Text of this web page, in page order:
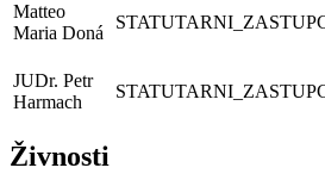
Matteo
Maria Doná
JUDr. Petr
Harmach
Živnosti